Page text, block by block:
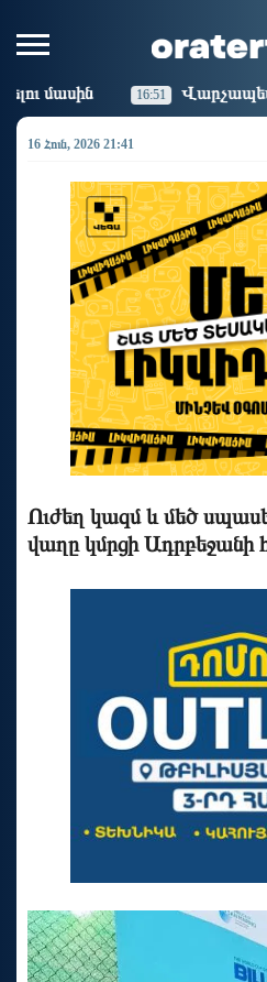
լինել, չի նշանակում ինչ
16 Հուն, 2026 21:41
Ուժեղ կազմ և մեծ
վաղը կմրցի Ադրբեջանի